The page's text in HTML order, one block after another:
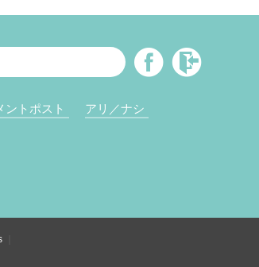
ントポスト アリ／ナシ